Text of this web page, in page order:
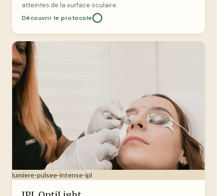
atteintes de la surface oculaire
Découvrir le protocole
lumiere-pulsee-intense-ipl